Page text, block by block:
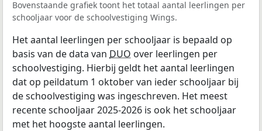
Bovenstaande grafiek toont het totaal aantal leerlingen per
schooljaar voor de schoolvestiging Wings.
Het aantal leerlingen per schooljaar is bepaald op
basis van de data van DUO over leerlingen per
schoolvestiging. Hierbij geldt het aantal leerlingen
dat op peildatum 1 oktober van ieder schooljaar bij
de schoolvestiging was ingeschreven. Het meest
recente schooljaar 2025-2026 is ook het schooljaar
met het hoogste aantal leerlingen.